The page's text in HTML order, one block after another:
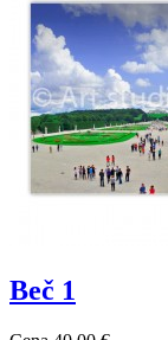
Beč 1